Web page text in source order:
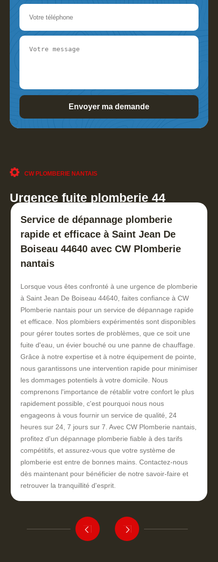
CW PLOMBERIE NANTAIS
Urgence fuite plomberie 44
Service de dépannage plomberie
rapide et efficace à Saint Jean De
Boiseau 44640 avec CW Plomberie
nantais
Lorsque vous êtes confronté à une urgence de plomberie
à Saint Jean De Boiseau 44640, faites confiance à CW
Plomberie nantais pour un service de dépannage rapide
et efficace. Nos plombiers expérimentés sont disponibles
pour gérer toutes sortes de problèmes, que ce soit une
fuite d'eau, un évier bouché ou une panne de chauffage.
Grâce à notre expertise et à notre équipement de pointe,
nous garantissons une intervention rapide pour minimiser
les dommages potentiels à votre domicile. Nous
comprenons l'importance de rétablir votre confort le plus
rapidement possible, c'est pourquoi nous nous
engageons à vous fournir un service de qualité, 24
heures sur 24, 7 jours sur 7. Avec CW Plomberie nantais,
profitez d'un dépannage plomberie fiable à des tarifs
compétitifs, et assurez-vous que votre système de
plomberie est entre de bonnes mains. Contactez-nous
dès maintenant pour bénéficier de notre savoir-faire et
retrouver la tranquillité d'esprit.